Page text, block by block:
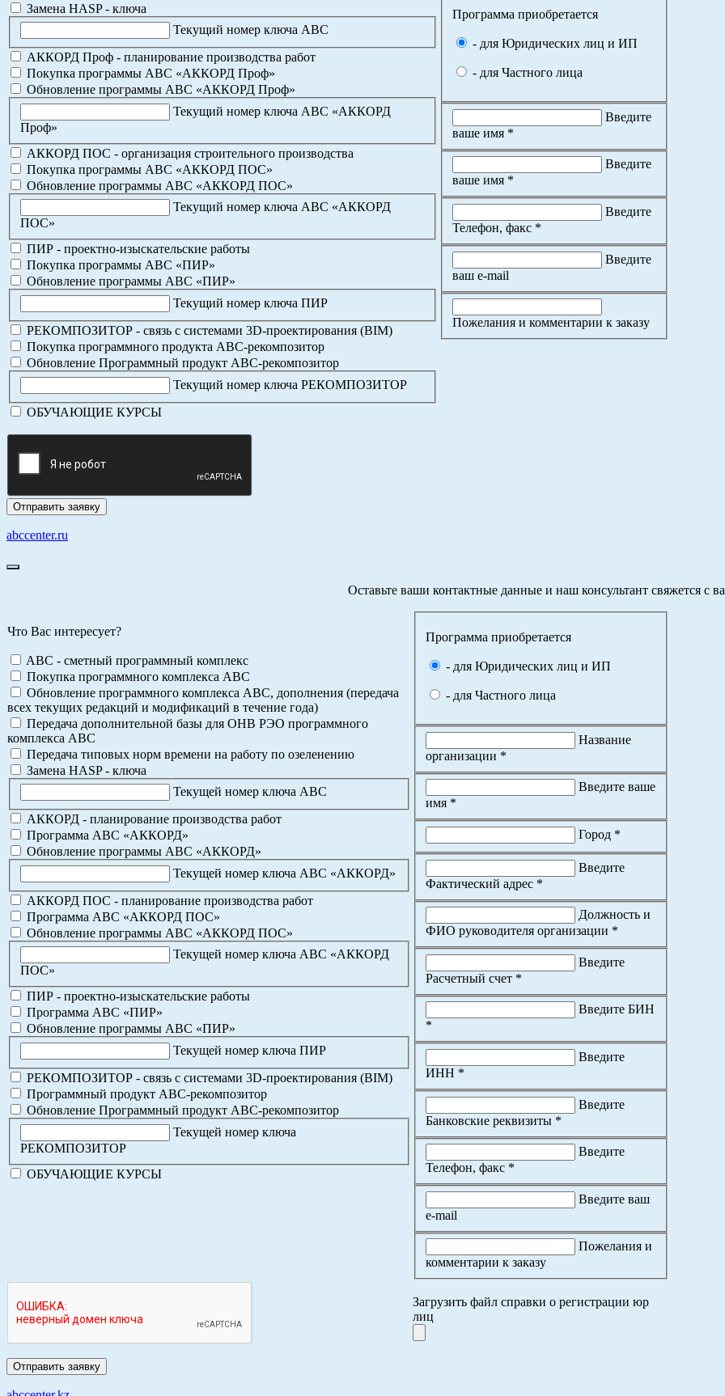
Замена HASP - ключа
Текущий номер ключа АВС
АККОРД Проф - планирование производства работ
Покупка программы АВС «АККОРД Проф»
Обновление программы АВС «АККОРД Проф»
Текущий номер ключа АВС «АККОРД
Проф»
АККОРД ПОС - организация строительного производства
Покупка программы АВС «АККОРД ПОС»
Обновление программы АВС «АККОРД ПОС»
Текущий номер ключа АВС «АККОРД
ПОС»
ПИР - проектно-изыскательские работы
Покупка программы АВС «ПИР»
Обновление программы АВС «ПИР»
Текущий номер ключа ПИР
РЕКОМПОЗИТОР - связь с системами 3D-проектирования (BIM)
Покупка программного продукта АВС-рекомпозитор
Обновление Программный продукт АВС-рекомпозитор
Текущий номер ключа РЕКОМПОЗИТОР
ОБУЧАЮЩИЕ КУРСЫ
Программа приобретается
- для Юридических лиц и ИП
- для Частного лица
Введите
ваше имя *
Введите
ваше имя *
Введите
Телефон, факс *
Введите
ваш e-mail
Пожелания и комментарии к заказу
abccenter.ru
Оставьте ваши контактные данные и наш консультант свяжется с
Что Вас интересует?
ABC - сметный программный комплекс
Покупка программного комплекса АВС
Обновление программного комплекса АВС, дополнения (передача
всех текущих редакций и модификаций в течение года)
Передача дополнительной базы для ОНВ РЭО программного
комплекса АВС
Передача типовых норм времени на работу по озеленению
Замена HASP - ключа
Текущей номер ключа АВС
АККОРД - планирование производства работ
Программа АВС «АККОРД»
Обновление программы АВС «АККОРД»
Текущей номер ключа АВС «АККОРД»
АККОРД ПОС - планирование производства работ
Программа АВС «АККОРД ПОС»
Обновление программы АВС «АККОРД ПОС»
Текущей номер ключа АВС «АККОРД
ПОС»
ПИР - проектно-изыскательские работы
Программа АВС «ПИР»
Обновление программы АВС «ПИР»
Текущей номер ключа ПИР
РЕКОМПОЗИТОР - связь с системами 3D-проектирования (BIM)
Программный продукт АВС-рекомпозитор
Обновление Программный продукт АВС-рекомпозитор
Текущей номер ключа
РЕКОМПОЗИТОР
ОБУЧАЮЩИЕ КУРСЫ
Программа приобретается
- для Юридических лиц и ИП
- для Частного лица
Название
организации *
Введите ваше
имя *
Город *
Введите
Фактический адрес *
Должность и
ФИО руководителя организации *
Введите
Расчетный счет *
Введите БИН
*
Введите
ИНН *
Введите
Банковские реквизиты *
Введите
Телефон, факс *
Введите ваш
e-mail
Пожелания и
комментарии к заказу
Загрузить файл справки о регистрации юр
лиц